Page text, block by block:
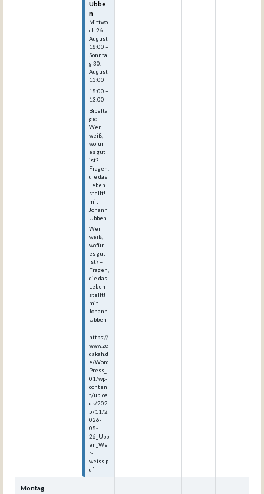
Ubbe
n
Mittwo
ch 26.
August
18:00 –
Sonnta
g30.
August
13:00
18:00 –
13:00
Bibelta
ge:
Wer
weiß,
wofür
es gut
ist? –
Fragen,
die das
Leben
stellt!
mit
Johann
Ubben
Wer
weiß,
wofür
es gut
ist? –
Fragen,
die das
Leben
stellt!
mit
Johann
Ubben
https://
www.ze
dakah.d
e/Word
Press_
01/wp-
conten
t/uploa
ds/202
5/11/2
026-
08-
26_Ubb
en_We
r-
weiss.p
df
Montag